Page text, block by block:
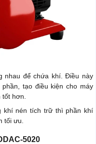
nhau để chứa khí. Điều này
tạo điều kiện cho máy
hơn.
khí nén tích trữ thì phần khí
tối ưu.
5020